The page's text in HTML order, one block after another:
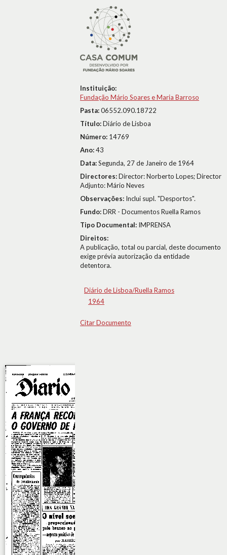
Instituição:
Fundação Mário Soares e Maria Barroso
Pasta:06552.090.18722
Título:Diário de Lisboa
Número: 14769
Ano:43
Data:Segunda, 27 de Janeiro de 1964
Directores:Director: Norberto Lopes; Director
Adjunto: Mário Neves
Observações: Inclui supl. "Desportos".
Fundo:DRR - Documentos Ruella Ramos
Tipo Documental: IMPRENSA
Direitos:
A publicação, total ou parcial, deste documento
exige prévia autorização da entidade
detentora.
Diário de Lisboa/Ruella Ramos
1964
Citar Documento